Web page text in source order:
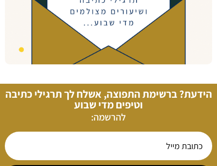
הידעת? ברשימת התפוצה, אשלח לך תרגילי כתיבה
וטיפים מדי שבוע
להרשמה: